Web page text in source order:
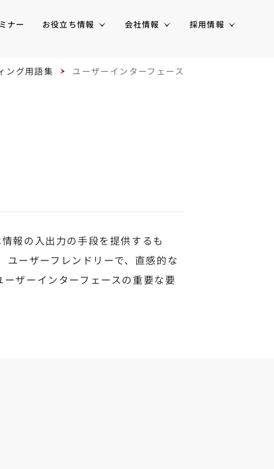
ナー お役立ち情報 会社情報 採用情報
ング用語集 ユーザーインターフェース
報の入出力の手段を提供するも
ーザーフレンドリーで、直感的な
ザーインターフェースの重要な要